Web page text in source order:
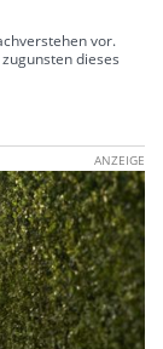
vor.
dieses
ANZEIGE